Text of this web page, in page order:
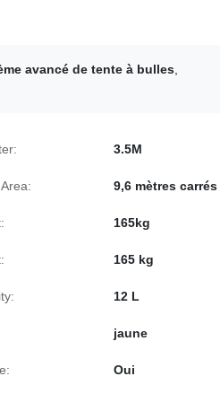
avancé de tente à bulles
3.5M
9,6 mètres carrés
165kg
165 kg
12 L
jaune
Oui